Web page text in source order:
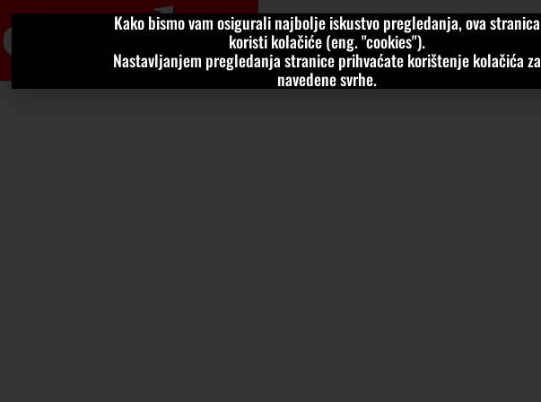
VIJESTI KOLUMNE KATEGORIJE
Kako bismo vam osigurali najbolje iskustvo pregledanja, ova stranica
koristi kolačiće (eng. "cookies").
Nastavljanjem pregledanja stranice prihvaćate korištenje kolačića za
navedene svrhe.